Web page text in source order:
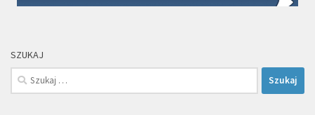
SZUKAJ
Szukaj: